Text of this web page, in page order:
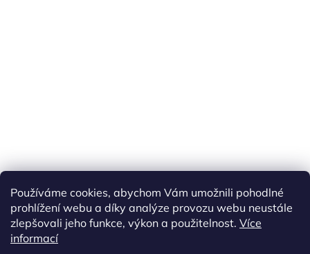
Používáme cookies, abychom Vám umožnili pohodlné
prohlížení webu a díky analýze provozu webu neustále
zlepšovali jeho funkce, výkon a použitelnost. Více
informací